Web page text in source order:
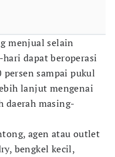
menjual selain
dapat beroperasi
persen sampai pukul
lanjut mengenai
daerah masing-
agen atau outlet
bengkel kecil,